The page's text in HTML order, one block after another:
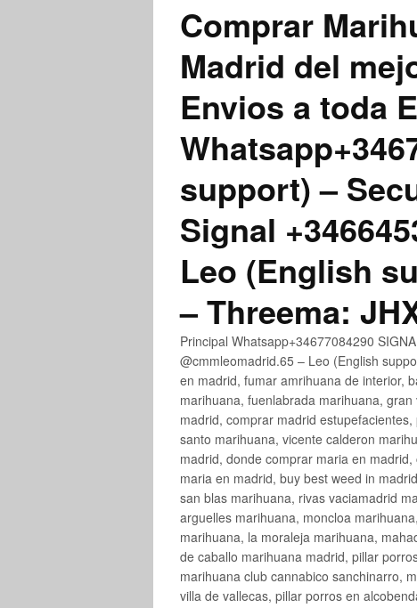
Comprar
Madrid del
Envios a toda
support) –
Signal
Leo (English
– Threema:
Principal Whatsapp+34677084290
@cmmleomadrid.65 – Leo (English
en madrid, fumar amrihuana de interior,
marihuana, fuenlabrada marihuana,
madrid, comprar madrid
santo marihuana, vicente calderon
madrid, donde comprar maria en
maria en madrid, buy best weed in
san blas marihuana, rivas vaciamadrid
arguelles marihuana, moncloa
marihuana, la moraleja marihuana,
de caballo marihuana madrid, pillar
marihuana club cannabico sanchinarro,
villa de vallecas, pillar porros en